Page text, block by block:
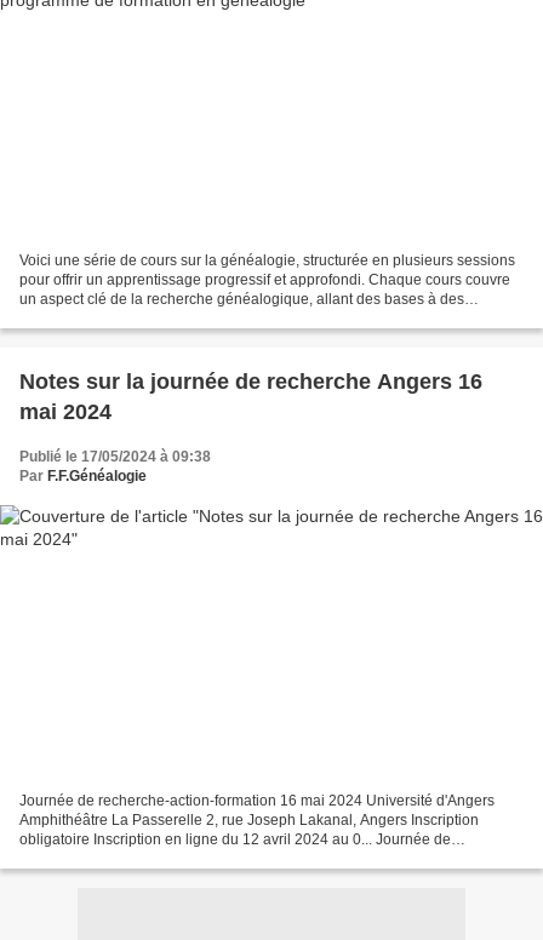
Voici une série de cours sur la généalogie, structurée en plusieurs sessions
pour offrir un apprentissage progressif et approfondi. Chaque cours couvre
un aspect clé de la recherche généalogique, allant des bases à des
Notes sur la journée de recherche Angers 16
mai 2024
Publié le 17/05/2024 à 09:38
Par F.F.Généalogie
Journée de recherche-action-formation 16 mai 2024 Université d'Angers
Amphithéâtre La Passerelle 2, rue Joseph Lakanal, Angers Inscription
obligatoire Inscription en ligne du 12 avril 2024 au 0... Journée de